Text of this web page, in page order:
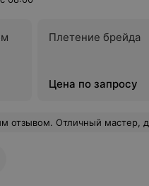
Плетение брейда
Цена по запросу
Отличный мастер, даже